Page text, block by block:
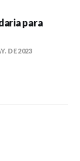
para
DE 2023